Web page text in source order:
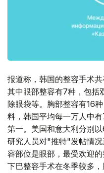
报道称，韩国的整容手术共
其中眼部整容有7种，包括
除眼袋等。胸部整容有16
料，韩国平均每一万人中
第一。美国和意大利分别
研究人员对"推特"发帖情
容部位是眼部，最受欢迎
下巴整容手术在冬季较多